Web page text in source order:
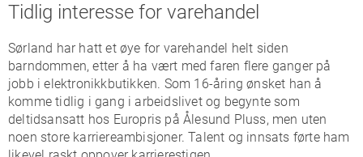
Tidlig interesse for varehandel
Sørland har hatt et øye for varehandel helt siden
barndommen, etter å ha vært med faren flere ganger på
jobb i elektronikkbutikken. Som 16-åring ønsket han å
komme tidlig i gang i arbeidslivet og begynte som
deltidsansatt hos Europris på Ålesund Pluss, men uten
noen store karriereambisjoner. Talent og innsats førte ham